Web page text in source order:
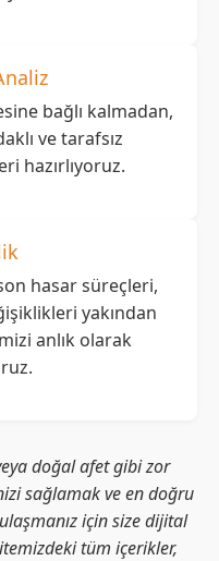
bağlı kalmadan,
ve tarafsız
hazırlıyoruz.
hasar süreçleri,
yakından
anlık olarak
doğal afet gibi zor
sağlamak ve en doğru
için size dijital
tüm içerikler,